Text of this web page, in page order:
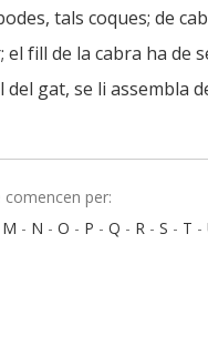
tals coques; de
fill de la cabra ha de
del gat, se li assembla
per:
M - N - O - P - Q - R - S - T -